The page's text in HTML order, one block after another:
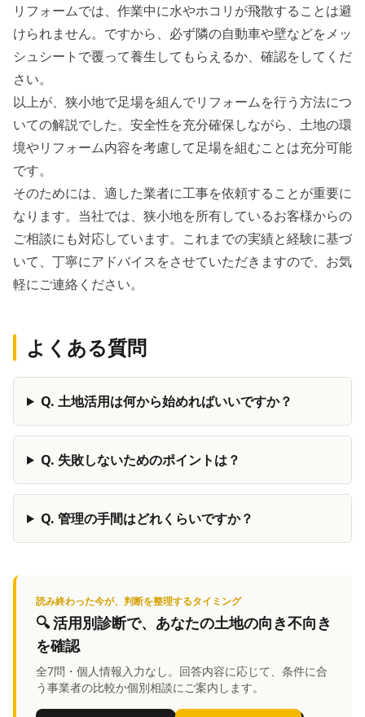
リフォームでは、作業中に水やホコリが飛散することは避
けられません。ですから、必ず隣の自動車や壁などをメッ
シュシートで覆って養生してもらえるか、確認をしてくだ
さい。
以上が、狭小地で足場を組んでリフォームを行う方法につ
いての解説でした。安全性を充分確保しながら、土地の環
境やリフォーム内容を考慮して足場を組むことは充分可能
です。
そのためには、 適した業者に工事を依頼することが重要に
なります。当社では、狭小地を所有しているお客様からの
ご相談にも対応しています。これまでの実績と経験に基づ
いて、丁寧にアドバイスをさせていただきますので、お気
軽にご連絡ください。
よくある質問
Q. 土地活用は何から始めればいいですか？
Q. 失敗しないためのポイントは？
Q. 管理の手間はどれくらいですか？
読み終わった今が、判断を整理するタイミング
🔍活用別診断で、あなたの土地の向き不向き
を確認
全7問・個人情報入力なし。回答内容に応じて、条件に合
う事業者の比較か個別相談にご案内します。